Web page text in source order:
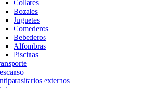
Collares
Bozales
Juguetes
Comederos
Bebederos
Alfombras
Piscinas
externos